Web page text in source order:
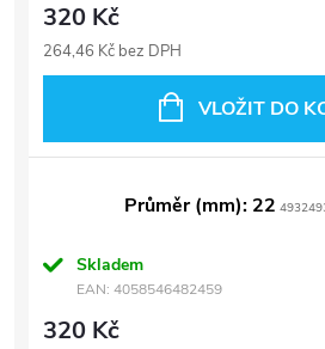
320 Kč
264,46 Kč bez DPH
VLOŽIT DO
Průměr (mm): 22
Skladem
EAN: 4058546482459
320 Kč